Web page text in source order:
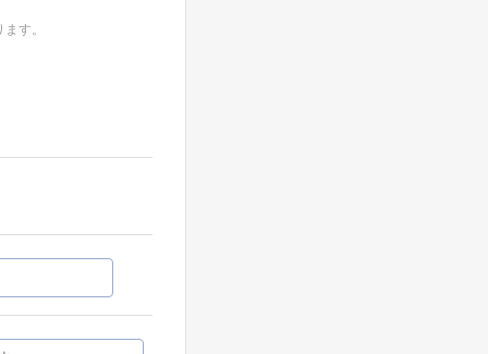
す。